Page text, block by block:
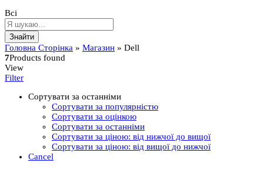
Всі
Знайти
Головна Сторінка » Магазин » Dell
7Products found
View
Filter
Сортувати за останніми
Сортувати за популярністю
Сортувати за оцінкою
Сортувати за останніми
Сортувати за ціною: від нижчої до вищої
Сортувати за ціною: від вищої до нижчої
Cancel